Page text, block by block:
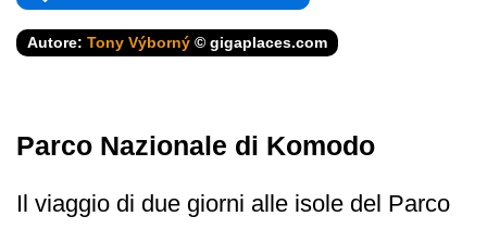
Autore: Tony Výborný © gigaplaces.com
Parco Nazionale di Komodo
Il viaggio di due giorni alle isole del Parco